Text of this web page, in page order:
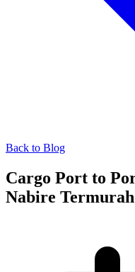
Back to Blog
Cargo Port to
Nabire Termurah